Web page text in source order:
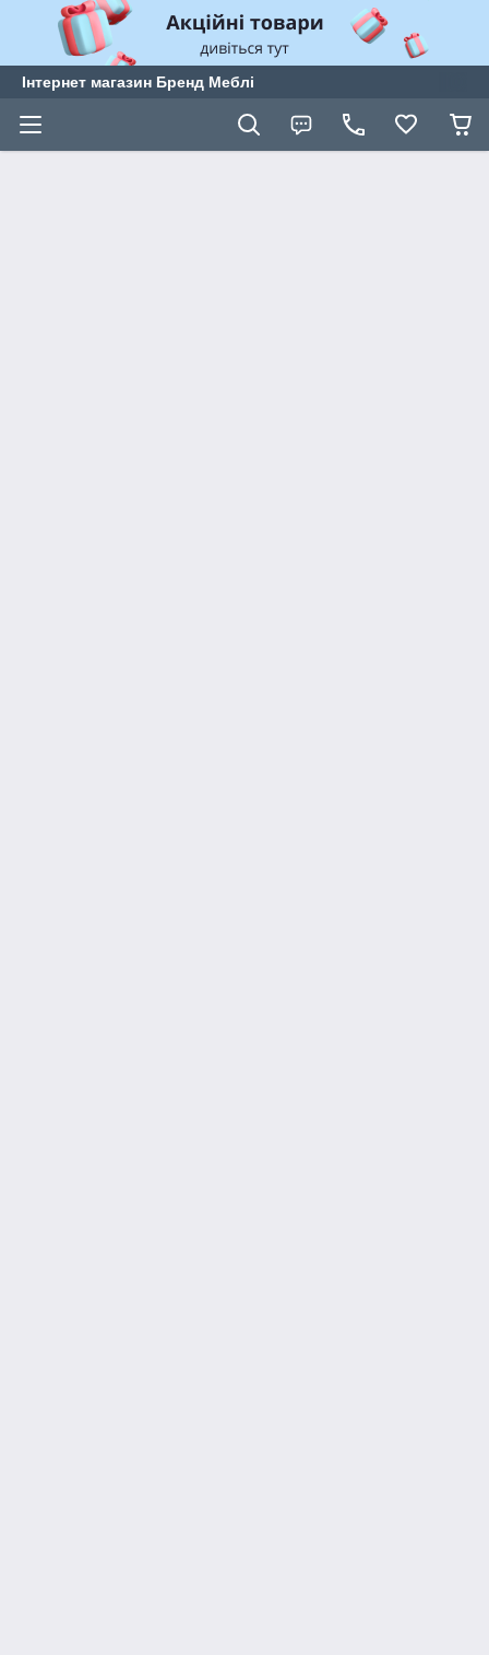
Інтернет магазин Бренд Меблі